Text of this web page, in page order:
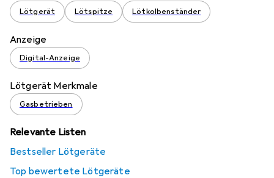
Lötgerät Lötspitze Lötkolbenständer
Anzeige
Digital-Anzeige
Lötgerät Merkmale
Gasbetrieben
Relevante Listen
Bestseller Lötgeräte
Top bewertete Lötgeräte